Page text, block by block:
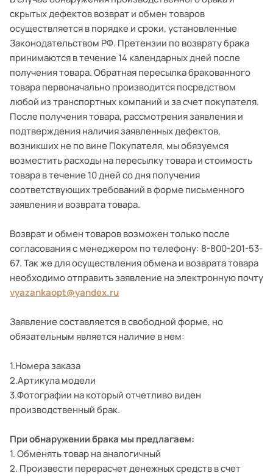
скрытых дефектов возврат и обмен товаров
осуществляется в порядке и сроки, установленные
Законодательством РФ. Претензии по возврату брака
принимаются в течение 14 календарных дней после
получения товара. Обратная пересылка бракованного
товара первоначально производится посредством
любой из транспортных компаний и за счет покупателя.
После получения товара, рассмотрения заявления и
подтверждения наличия заявленных дефектов,
возникших не по вине Покупателя, мы обязуемся
возместить расходы на пересылку товара и стоимость
товара в течение 10 дней со дня получения
соответствующих требований в форме письменного
заявления и возврата товара.
Возврат и обмен товаров возможен только после
согласования с менеджером по телефону: 8-800-201-53-
67. Так же для осуществления обмена и возврата товара
необходимо отправить заявление на электронную почту
vyazankaopt@yandex.ru
Заявление составляется в свободной форме, но
обязательным является наличие в нем:
1.Номера заказа
2.Артикула модели
3.Фотографии на который отчетливо виден
производственный брак.
При обнаружении брака мы предлагаем:
1. Обменять товар на аналогичный
2. Произвести перерасчет денежных средств в счет